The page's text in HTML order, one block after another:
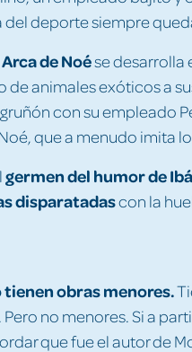
deporte siempre
de Noése desarrolla
animales exóticos a
con su empleado
que a menudo imita
germen del humor de
disparatadascon la
obras menores.
no menores. Si a
que fue el autor de